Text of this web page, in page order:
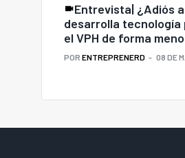
Entrevista| ¿Adiós
desarrolla
el VPH de forma
POR ENTREPRENERD 08 DE